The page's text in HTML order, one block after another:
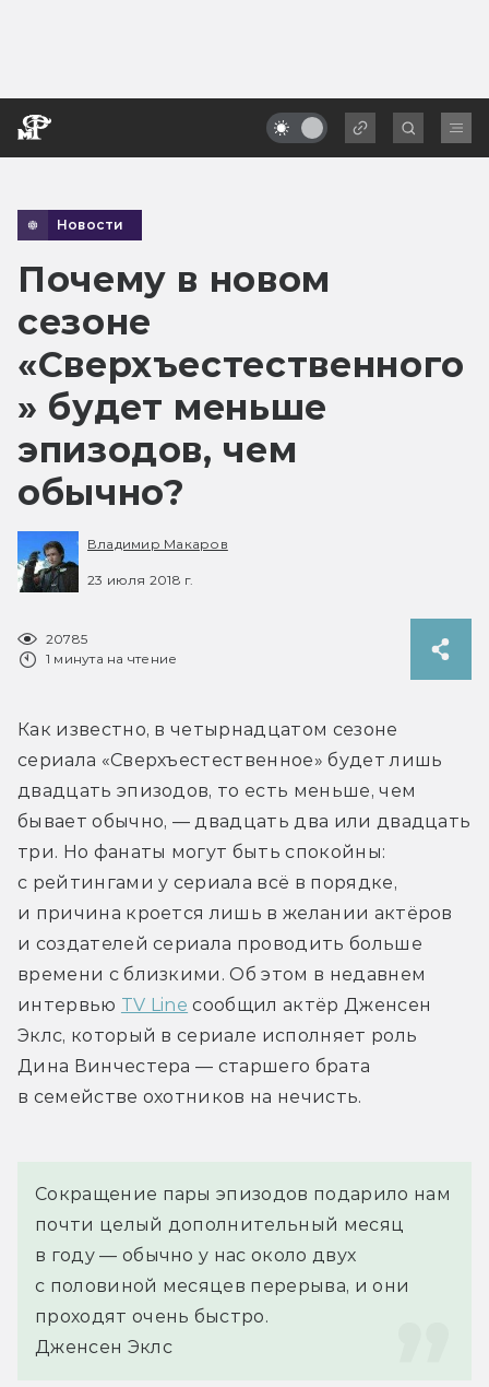
Новости
Почему в новом
сезоне
«Сверхъестественного
» будет меньше
эпизодов, чем
обычно?
Владимир Макаров
23 июля 2018 г.
20785
1 минута на чтение
Как известно, в четырнадцатом сезоне
сериала «Сверхъестественное» будет лишь
двадцать эпизодов, то есть меньше, чем
бывает обычно, — двадцать два или двадцать
три. Но фанаты могут быть спокойны:
с рейтингами у сериала всё в порядке,
и причина кроется лишь в желании актёров
и создателей сериала проводить больше
времени с близкими. Об этом в недавнем
интервью TV Line сообщил актёр Дженсен
Эклс, который в сериале исполняет роль
Дина Винчестера — старшего брата
в семействе охотников на нечисть.
Сокращение пары эпизодов подарило нам
почти целый дополнительный месяц
в году — обычно у нас около двух
с половиной месяцев перерыва, и они
проходят очень быстро.
Дженсен Эклс